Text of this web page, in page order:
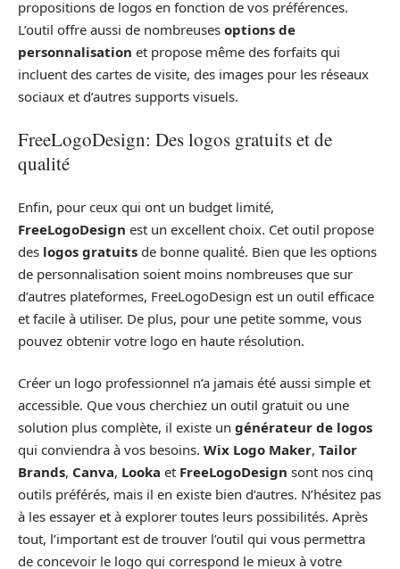
propositions de logos en fonction de vos préférences.
L’outil offre aussi de nombreuses options de
personnalisation et propose même des forfaits qui
incluent des cartes de visite, des images pour les réseaux
sociaux et d’autres supports visuels.
FreeLogoDesign: Des logos gratuits et de
qualité
Enfin, pour ceux qui ont un budget limité,
FreeLogoDesign est un excellent choix. Cet outil propose
des logos gratuits de bonne qualité. Bien que les options
de personnalisation soient moins nombreuses que sur
d’autres plateformes, FreeLogoDesign est un outil efficace
et facile à utiliser. De plus, pour une petite somme, vous
pouvez obtenir votre logo en haute résolution.
Créer un logo professionnel n’a jamais été aussi simple et
accessible. Que vous cherchiez un outil gratuit ou une
solution plus complète, il existe un générateur de logos
qui conviendra à vos besoins. Wix Logo Maker, Tailor
Brands, Canva, Looka et FreeLogoDesign sont nos cinq
outils préférés, mais il en existe bien d’autres. N’hésitez pas
à les essayer et à explorer toutes leurs possibilités. Après
tout, l’important est de trouver l’outil qui vous permettra
de concevoir le logo qui correspond le mieux à votre